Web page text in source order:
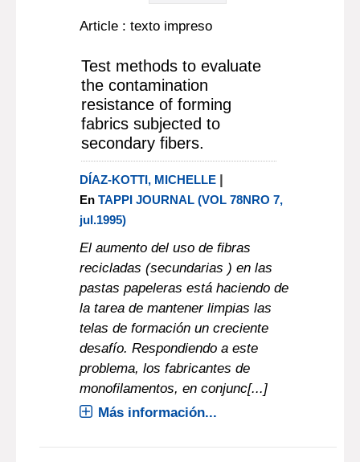
Article : texto impreso
Test methods to evaluate
the contamination
resistance of forming
fabrics subjected to
secondary fibers.
DÍAZ-KOTTI, MICHELLE |
En TAPPI JOURNAL (VOL 78NRO 7,
jul.1995)
El aumento del uso de fibras
recicladas (secundarias ) en las
pastas papeleras está haciendo de
la tarea de mantener limpias las
telas de formación un creciente
desafío. Respondiendo a este
problema, los fabricantes de
monofilamentos, en conjunc[...]
Más información...